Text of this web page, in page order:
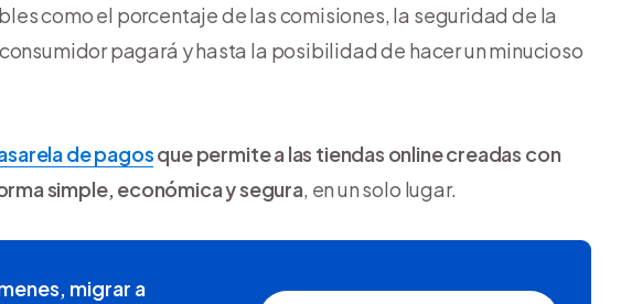
como el porcentaje de las comisiones, la seguridad de la
pagará y hasta la posibilidad de hacer un minucioso
de pagosque permite a las tiendas online creadas con
simple, económica y segura, en un solo lugar.
migrar a